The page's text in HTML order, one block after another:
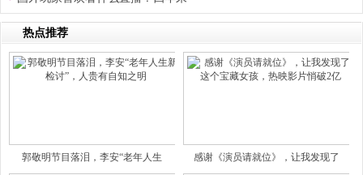
热点推荐
郭敬明节目落泪，李安“老年人生 感谢《演员请就位》，让我发现了